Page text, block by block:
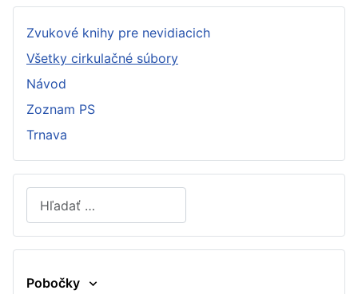
Zvukové knihy pre nevidiacich
Všetky cirkulačné súbory
Návod
Zoznam PS
Trnava
Hľadať
Type 2 or more characters for results.
Pobočky